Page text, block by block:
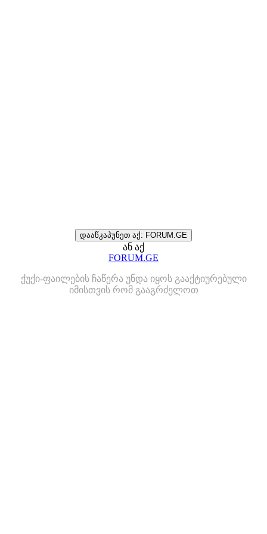
დააწკაპუნეთ აქ: FORUM.GE
ან აქ
FORUM.GE
ქუქი-ფაილების ჩაწერა უნდა იყოს გააქტიურებული
იმისთვის რომ გააგრძელოთ